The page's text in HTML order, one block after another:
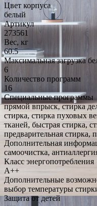
Цвет корпуса
белый
Артикул
273561
Вес, кг
60.5
Максимальная загрузка
6
Количество программ
16
Специальные программы
прямой впрыск, стирка
стирка, стирка пуховых
тканей, быстрая стирка,
предварительная стирка,
Дополнительная
самоочистка,
Класс энергопотребления
A++
Дополнительные
выбор температуры
Защита от детей